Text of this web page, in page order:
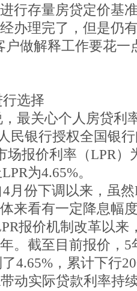
行存量房贷定价基
办理完了，但是仍
户做解释工作要花一
选择
最关心个人房贷利
民银行授权全国银
场报价利率（LPR）
为4.65%。
月份下调以来，虽
来看有一定降息幅
报价机制改革以来
。截至目前报价，5
4.65%，累计下行
动实际贷款利率持